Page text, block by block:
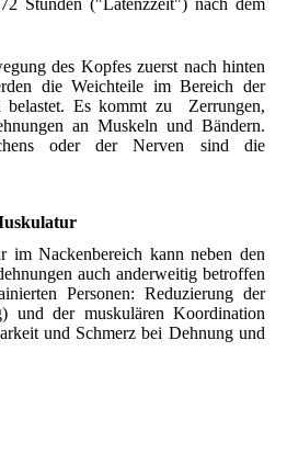
Stunden ("Latenzzeit") nach dem
des Kopfes zuerst nach hinten
die Weichteile im Bereich der
belastet. Es kommt zu Zerrungen,
an Muskeln und Bändern.
oder der Nerven sind die
im Nackenbereich kann neben den
auch anderweitig betroffen
Personen: Reduzierung der
und der muskulären Koordination
und Schmerz bei Dehnung und